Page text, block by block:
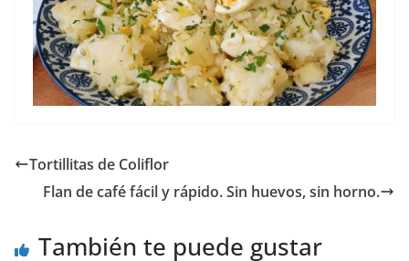
Tortillitas de Coliflor
Flan de café fácil y rápido. Sin huevos, sin horno.
También te puede gustar